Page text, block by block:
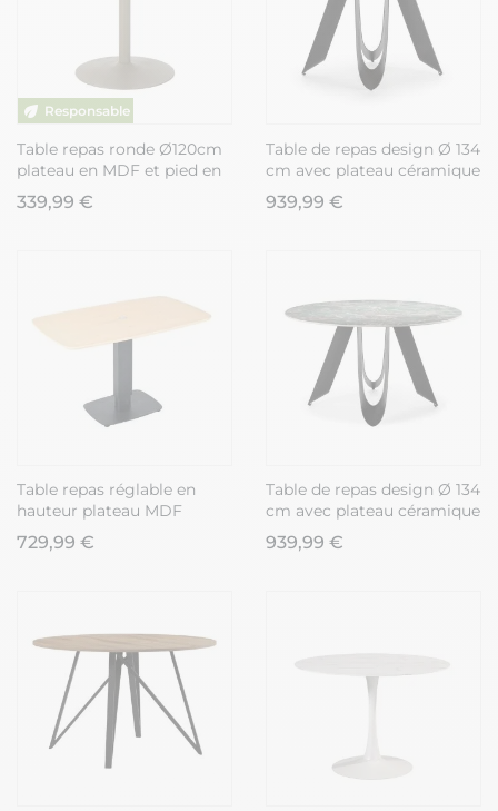
Table repas ronde Ø120cm
plateau en MDF et pied en
métal laqué mat sable -
COSTA
339,99 €
Table de repas design Ø 134
cm avec plateau céramique
imitation marbre blanc
pied métal noir
939,99 €
Table repas réglable en
hauteur plateau MDF
placage chêne pied central
en métal laqué noir -
729,99 €
Table de repas design Ø 134
cm avec plateau céramique
imitation marbre vert pied
métal noir architectural -
939,99 €